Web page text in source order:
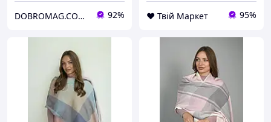
DOBROMAG.COM.UA - ДОБРОМАГ 92% ❤️ Твій Маркет 95%